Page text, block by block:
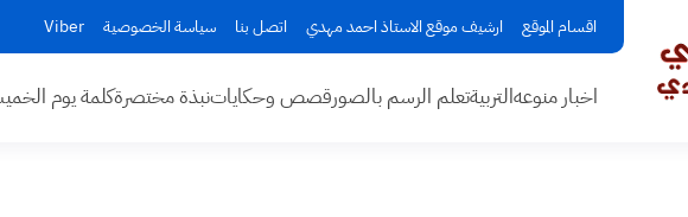
اقسام الموقع ارشيف موقع الاستاذ احمد مهدي اتصل بنا سياسة الخصوصية Viber
اخبار منوعهالتربيةتعلم الرسم بالصورقصص وحكاياتنبذة مختصرةكلمة يوم